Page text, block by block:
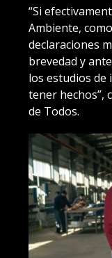
“Si
Ambiente,
declaraciones
brevedad y
los estudios de
tener hechos”,
de Todos.